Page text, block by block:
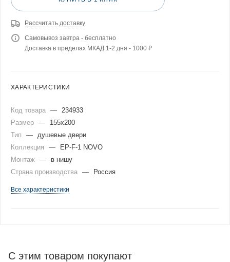
Рассчитать доставку
Самовывоз завтра - бесплатно
Доставка в пределах МКАД 1-2 дня - 1000 ₽
ХАРАКТЕРИСТИКИ
Код товара —
234933
Размер —
155x200
Тип
—
душевые двери
Коллекция
—
EP-F-1 NOVO
Монтаж —
в нишу
Страна производства — Россия
Все характеристики
С этим товаром покупают